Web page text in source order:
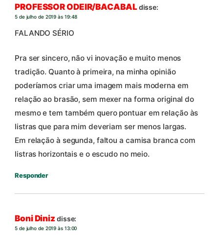
PROFESSOR ODEIR/BACABALdisse:
5 de julho de 2019 às 19:48
FALANDO SÉRIO
Pra ser sincero, não vi inovação e muito menos
tradição. Quanto à primeira, na minha opinião
poderíamos criar uma imagem mais moderna em
relação ao brasão, sem mexer na forma original do
mesmo e tem também quero pontuar em relação às
listras que para mim deveriam ser menos largas.
Em relação à segunda, faltou a camisa branca com
listras horizontais e o escudo no meio.
Responder
Boni Diniz disse:
5 de julho de 2019 às 13:00